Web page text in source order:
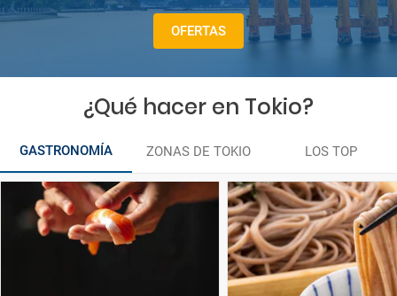
OFERTAS
¿Qué hacer en Tokio?
GASTRONOMÍA ZONAS DE TOKIO LOS TOP